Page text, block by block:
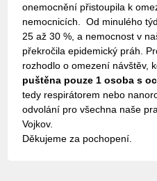
onemocnění přistoupila k
nemocnicích. Od minulého
25 až 30 %, a nemocnost v
překročila epidemický práh.
rozhodlo o omezení návštěv,
puštěna pouze 1 osoba s
tedy respirátorem nebo
odvolání pro všechna naše
Vojkov.
Děkujeme za pochopení.